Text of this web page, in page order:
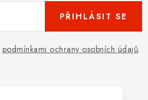
podmínkami ochrany osobních údajů.
PŘIHLÁSIT SE